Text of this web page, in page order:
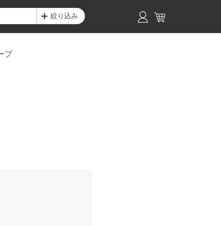
絞り込み
プ